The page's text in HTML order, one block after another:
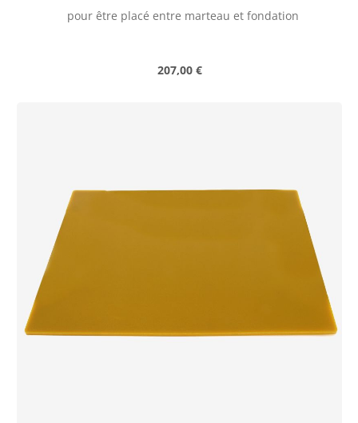
pour être placé entre marteau et fondation
Prix régulier :
207,00 €